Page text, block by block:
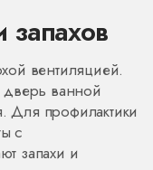
запахов
вентиляцией.
дверь ванной
Для профилактики
с
запахи и